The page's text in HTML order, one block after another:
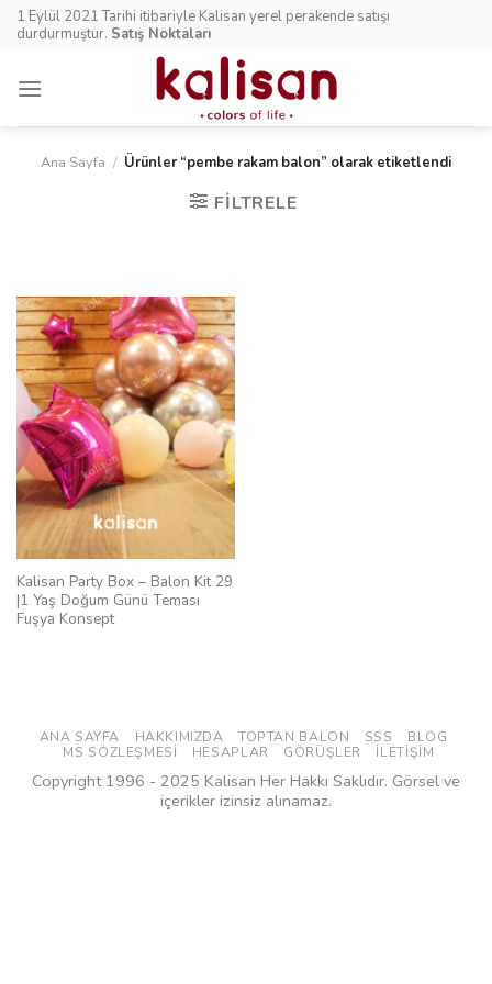
Skip1 Eylül 2021 Tarihi itibariyle Kalisan yerel perakende satışı
durdurmuştur. Satış Noktaları
Ana Sayfa / Ürünler “pembe rakam balon” olarak etiketlendi
FILTRELE
Kalisan Party Box – Balon Kit 29
|1 Yaş Doğum Günü Teması
Fuşya Konsept
ANA SAYFA HAKKIMIZDA TOPTAN BALON SSS
BLOG
MS SÖZLEŞMESI
HESAPLAR GÖRÜŞLER İLETIŞIM
Copyright 1996 - 2025 Kalisan Her Hakkı Saklıdır. Görsel ve
içerikler izinsiz alınamaz.